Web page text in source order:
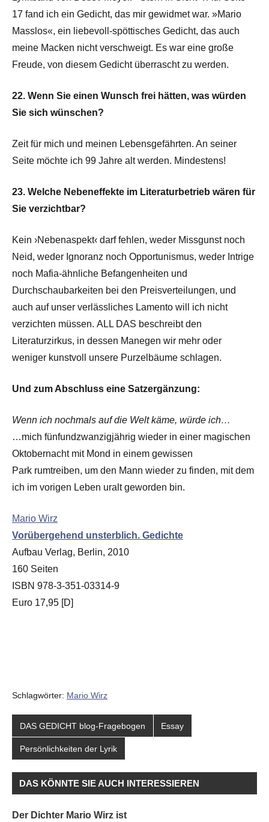
17 fand ich ein Gedicht, das mir gewidmet war. »Mario
Masslos«, ein liebevoll-spöttisches Gedicht, das auch
meine Macken nicht verschweigt. Es war eine große
Freude, von diesem Gedicht überrascht zu werden.
22. Wenn Sie einen Wunsch frei hätten, was würden
Sie sich wünschen?
Zeit für mich und meinen Lebensgefährten. An seiner
Seite möchte ich 99 Jahre alt werden. Mindestens!
23. Welche Nebeneffekte im Literaturbetrieb wären für
Sie verzichtbar?
Kein ›Nebenaspekt‹ darf fehlen, weder Missgunst noch
Neid, weder Ignoranz noch Opportunismus, weder Intrige
noch Mafia-ähnliche Befangenheiten und
Durchschaubarkeiten bei den Preisverteilungen, und
auch auf unser verlässliches Lamento will ich nicht
verzichten müssen. ALL DAS beschreibt den
Literaturzirkus, in dessen Manegen wir mehr oder
weniger kunstvoll unsere Purzelbäume schlagen.
Und zum Abschluss eine Satzergänzung:
Wenn ich nochmals auf die Welt käme, würde ich…
…mich fünfundzwanzigjährig wieder in einer magischen
Oktobernacht mit Mond in einem gewissen
Park rumtreiben, um den Mann wieder zu finden, mit dem
ich im vorigen Leben uralt geworden bin.
Mario Wirz
Vorübergehend unsterblich. Gedichte
Aufbau Verlag, Berlin, 2010
160 Seiten
ISBN 978-3-351-03314-9
Euro 17,95 [D]
Schlagwörter: Mario Wirz
DAS GEDICHT blog-Fragebogen Essay
Persönlichkeiten der Lyrik
DAS KÖNNTE SIE AUCH INTERESSIEREN
Der Dichter Mario Wirz ist